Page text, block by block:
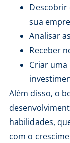
Descobrir
sua
Analisar
Receber
Criar
Além disso, o
habilidades,
com o